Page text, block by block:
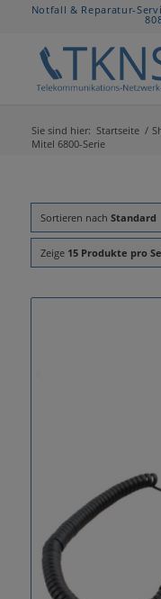
Notfall & Reparatur-
Sie sind hier: Startseite /
Mitel 6800-Serie
Sortieren nach Standard
Zeige 15 Produkte pro